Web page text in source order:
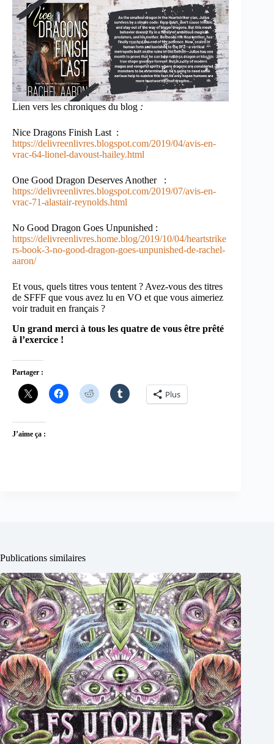
Lien vers les chroniques du blog :
Nice Dragons Finish Last :
https://delivreenlivres.blogspot.com/2019/04/avis-en-
vrac-64-lionel-davoust-hailey.html
One Good Dragon Deserves Another :
https://delivreenlivres.blogspot.com/2019/07/avis-en-
vrac-71-alastair-reynolds.html
No Good Dragon Goes Unpunished :
https://delivreenlivres.home.blog/2019/10/04/heartstrike
rs-book-3-no-good-dragon-goes-unpunished-de-rachel-
aaron/
Et vous, quels titres vous tentent ? Avez-vous des titres
de SFFF que vous avez lu en VO et que vous aimeriez
voir traduit en français ?
Un grand merci à tous les quatre de vous être prêté
à l’exercice !
Partager :
Plus
J’aime ça :
Publications similaires